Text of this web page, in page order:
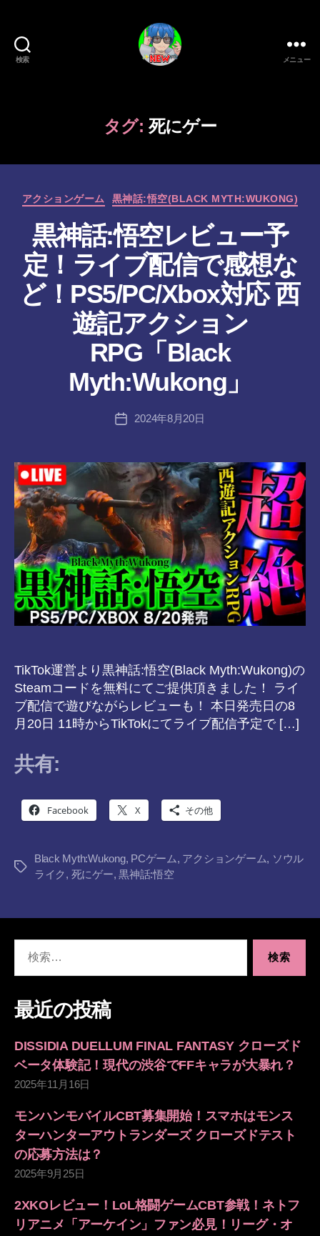
検索
ー
ム/
ジ
ッ
系
VTuber
さ
む
げ
ん
メニュー
タグ: 死にゲー
カ
ゴ
リ
ー
アクションゲーム 黒神話:悟空(BLACK MYTH:WUKONG)
黒神話:悟空レビュー予
定！ライブ配信で感想な
ど！PS5/PC/Xbox対応 西
遊記アクション
RPG「Black
Myth:Wukong」
投
稿
成
:
a
8-
vr
投
2024年8月20日
TikTok運営より黒神話:悟空(Black Myth:Wukong)の
Steamコードを無料にてご提供頂きました！ ライ
ブ配信で遊びながらレビューも！ 本日発売日の8
月20日 11時からTikTokにてライブ配信予定で […]
共有:
Facebook X その他
タ
Black Myth:Wukong, PCゲーム, アクションゲーム, ソウル
ライク , 死にゲー,黒神話:悟空
象:
最近の投稿
DISSIDIA DUELLUM FINAL FANTASY クローズド
ベータ体験記！現代の渋谷でFFキャラが大暴れ？
2025年11月16日
モンハンモバイルCBT募集開始！スマホはモンス
ターハンターアウトランダーズ クローズドテスト
の応募方法は？
2025年9月25日
2XKOレビュー！LoL格闘ゲームCBT参戦！ネトフ
リアニメ「アーケイン」ファン必見！リーグ・オ